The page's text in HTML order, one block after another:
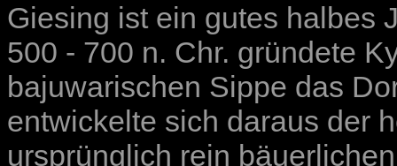
Giesing ist ein gutes halbes
500 - 700 n. Chr. gründete
bajuwarischen Sippe das
entwickelte sich daraus der
ursprünglich rein